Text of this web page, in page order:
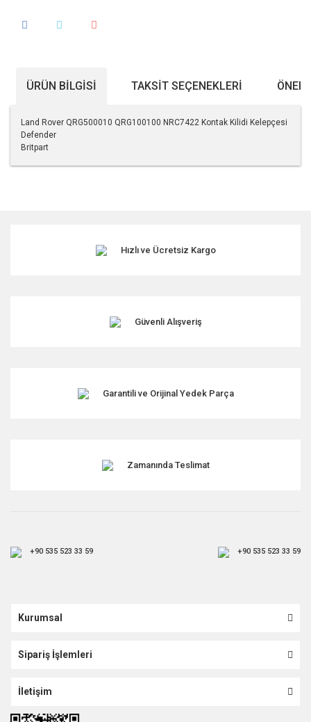
ÜRÜN BILGISI TAKSIT SEÇENEKLERI
Land Rover QRG500010 QRG100100 NRC7422 Kontak Kilidi Kelepçesi
Defender
Britpart
Ürün resmi kalitesiz, bozuk veya görüntülenemiyor.
Ürün fiyatı diğer sitelerden daha pahalı.
Hızlı ve Ücretsiz Kargo
Güvenli Alışveriş
Garantili ve Orijinal Yedek Parça
Zamanında Teslimat
+90 535 523 33 59 +90 535 523 33 59
Kurumsal
Sipariş İşlemleri
İletişim